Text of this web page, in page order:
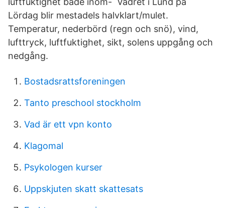
Lördag blir mestadels halvklart/mulet.
Temperatur, nederbörd (regn och snö), vind,
lufttryck, luftfuktighet, sikt, solens uppgång och
nedgång.
Bostadsrattsforeningen
Tanto preschool stockholm
Vad är ett vpn konto
Klagomal
Psykologen kurser
Uppskjuten skatt skattesats